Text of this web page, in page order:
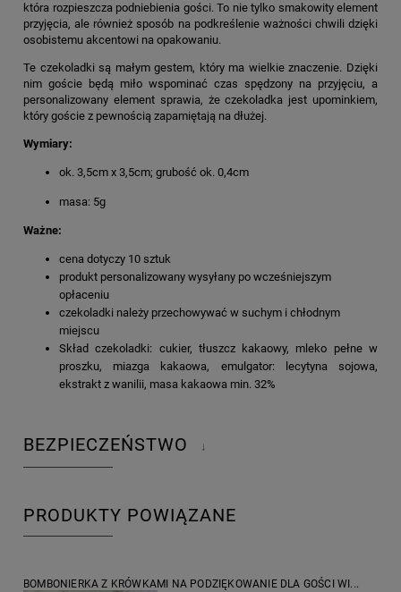
która rozpieszcza podniebienia gości. To nie tylko smakowity element
przyjęcia, ale również sposób na podkreślenie ważności chwili dzięki
osobistemu akcentowi na opakowaniu.
Te czekoladki są małym gestem, który ma wielkie znaczenie. Dzięki
nim goście będą miło wspominać czas spędzony na przyjęciu, a
personalizowany element sprawia, że czekoladka jest upominkiem,
który goście z pewnością zapamiętają na dłużej.
Wymiary:
ok. 3,5cm x 3,5cm; grubość ok. 0,4cm
masa: 5g
Ważne:
cena dotyczy 10 sztuk
produkt personalizowany wysyłany po wcześniejszym
opłaceniu
czekoladki należy przechowywać w suchym i chłodnym
miejscu
Skład czekoladki: cukier, tłuszcz kakaowy, mleko pełne w
proszku, miazga kakaowa, emulgator: lecytyna sojowa,
ekstrakt z wanilii, masa kakaowa min. 32%
BEZPIECZEŃSTWO ↓
PRODUKTY POWIĄZANE
BOMBONIERKA Z KRÓWKAMI NA PODZIĘKOWANIE DLA GOŚCI WI...